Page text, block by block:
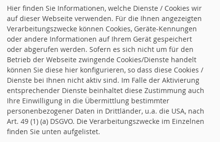
Folgen Sie uns in facebook...
AKTUELLE TERMINE
Aktuelle Termine
11.09.2026, 00:00 Uhr - 11.09.2026
Päsidium,
19.09.2026, 09:00 Uhr - 12:00 Uhr
Landesvorstandsklausur,
Hier finden Sie Informationen, welche Dienste / Cookies wir
auf dieser Webseite verwenden. Für die Ihnen angezeigten
Verarbeitungszwecke können Cookies, Geräte-Kennungen
oder andere Informationen auf Ihrem Gerät gespeichert
oder abgerufen werden. Sofern es sich nicht um für den
Betrieb der Webseite zwingende Cookies/Dienste handelt
können Sie diese hier konfigurieren, so dass diese Cookies /
Dienste bei Ihnen nicht aktiv sind. Im Falle der Aktivierung
entsprechender Dienste beinhaltet diese Zustimmung auch
Ihre Einwilligung in die Übermittlung bestimmter
personenbezogener Daten in Drittländer, u.a. die USA, nach
Art. 49 (1) (a) DSGVO. Die Verarbeitungszwecke im Einzelnen
finden Sie unten aufgelistet.